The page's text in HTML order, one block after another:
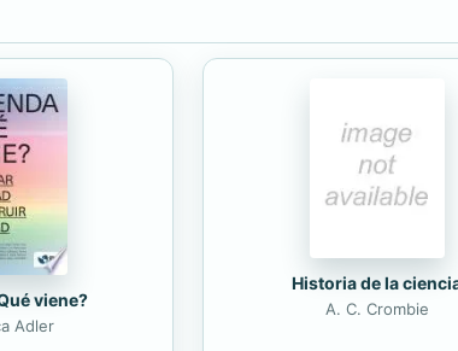
viene?
Adler
Historia de la
A. C. Crombie